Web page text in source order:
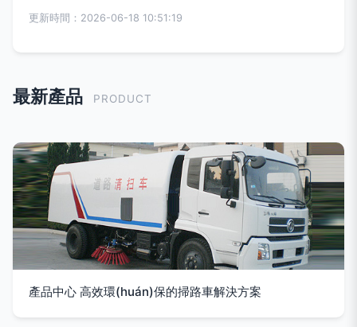
更新時間：2026-06-18 10:51:19
最新產品 PRODUCT
產品中心 高效環(huán)保的掃路車解決方案